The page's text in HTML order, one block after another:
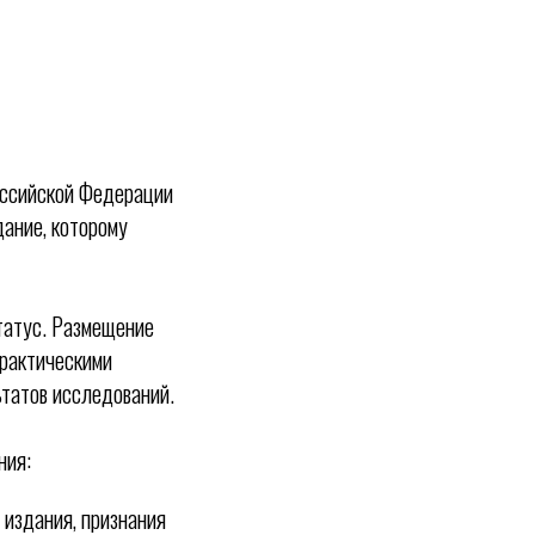
Федерации
которому
Размещение
исследований.
признания